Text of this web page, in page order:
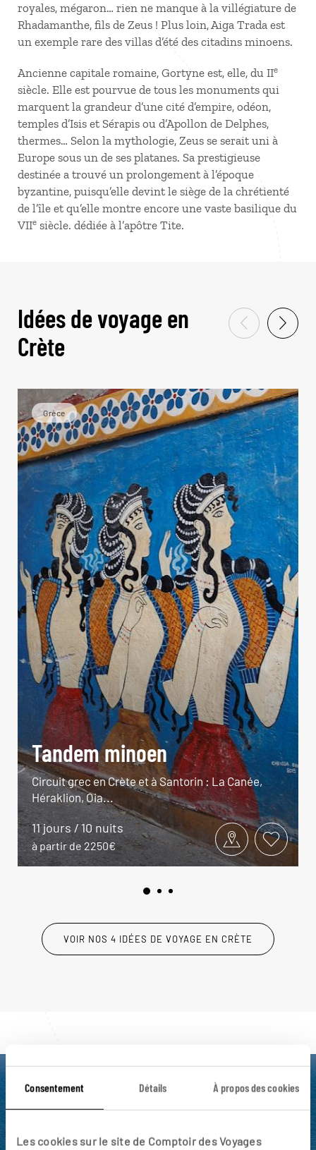
Consentement Détails À propos des cookies
Les cookies sur le site de Comptoir des Voyages
royales, mégaron… rien ne manque à la villégiature de
Rhadamanthe, fils de Zeus ! Plus loin, Aiga Trada est
un exemple rare des villas d’été des citadins minoens.
Ancienne capitale romaine, Gortyne est, elle, du IIe
siècle. Elle est pourvue de tous les monuments qui
marquent la grandeur d’une cité d’empire, odéon,
temples d’Isis et Sérapis ou d’Apollon de Delphes,
thermes… Selon la mythologie, Zeus se serait uni à
Europe sous un de ses platanes. Sa prestigieuse
destinée a trouvé un prolongement à l’époque
byzantine, puisqu’elle devint le siège de la chrétienté
de l’île et qu’elle montre encore une vaste basilique du
VIIe siècle. dédiée à l’apôtre Tite.
Idées de voyage en
Crète
Grèce
Tandem minoen
Circuit grec en Crète et à Santorin : La Canée,
Héraklion, Oia...
11 jours / 10 nuits
à partir de 2250€
VOIR NOS 4 IDÉES DE VOYAGE EN CRÈTE
Luciole,